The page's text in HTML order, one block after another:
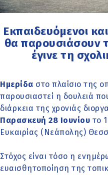
Εκπαιδευόμενοι
θα παρουσιάσουν
έγινε τη
Ημερίδα στο πλαίσιο της
παρουσιαστεί η δουλειά
διάρκεια της χρονιάς
Παρασκευή 28 Ιουνίου το
Ευκαιρίας (Νεάπολης)
Στόχος είναι τόσο η
ευαισθητοποίηση της